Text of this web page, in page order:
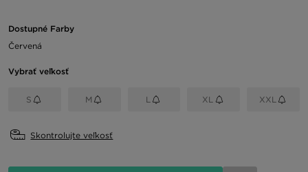
Dostupné Farby
Červená
Vybrať veľkosť
S M L XL XXL
Skontrolujte veľkosť